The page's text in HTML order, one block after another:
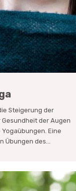
Steigerung der
der Augen
Eine
Übungen des...